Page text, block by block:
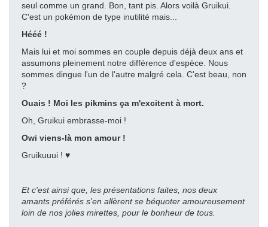
seul comme un grand. Bon, tant pis. Alors voilà Gruikui.
C'est un pokémon de type inutilité mais...
Hééé !
Mais lui et moi sommes en couple depuis déjà deux ans et
assumons pleinement notre différence d'espèce. Nous
sommes dingue l'un de l'autre malgré cela. C'est beau, non
?
Ouais ! Moi les pikmins ça m'excitent à mort.
Oh, Gruikui embrasse-moi !
Owi viens-là mon amour !
Gruikuuui ! ♥
Et c'est ainsi que, les présentations faites, nos deux
amants préférés s'en allèrent se béquoter amoureusement
loin de nos jolies mirettes, pour le bonheur de tous.